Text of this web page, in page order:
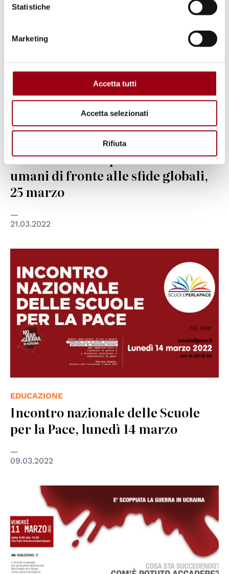
Statistiche
Marketing
Accetta tutti
Accetta selezionati
Rifiuta
Conferenza: Il sapere dei diritti
umani di fronte alle sfide globali,
25 marzo
21.03.2022
EDUCAZIONE
Incontro nazionale delle Scuole
per la Pace, lunedì 14 marzo
09.03.2022